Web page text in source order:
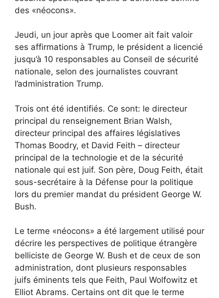
des «néocons».
Jeudi, un jour après que Loomer ait fait valoir
ses affirmations à Trump, le président a licencié
jusqu’à 10 responsables au Conseil de sécurité
nationale, selon des journalistes couvrant
l’administration Trump.
Trois ont été identifiés. Ce sont: le directeur
principal du renseignement Brian Walsh,
directeur principal des affaires législatives
Thomas Boodry, et David Feith – directeur
principal de la technologie et de la sécurité
nationale qui est juif. Son père, Doug Feith, était
sous-secrétaire à la Défense pour la politique
lors du premier mandat du président George W.
Bush.
Le terme «néocons» a été largement utilisé pour
décrire les perspectives de politique étrangère
belliciste de George W. Bush et de ceux de son
administration, dont plusieurs responsables
juifs éminents tels que Feith, Paul Wolfowitz et
Elliot Abrams. Certains ont dit que le terme